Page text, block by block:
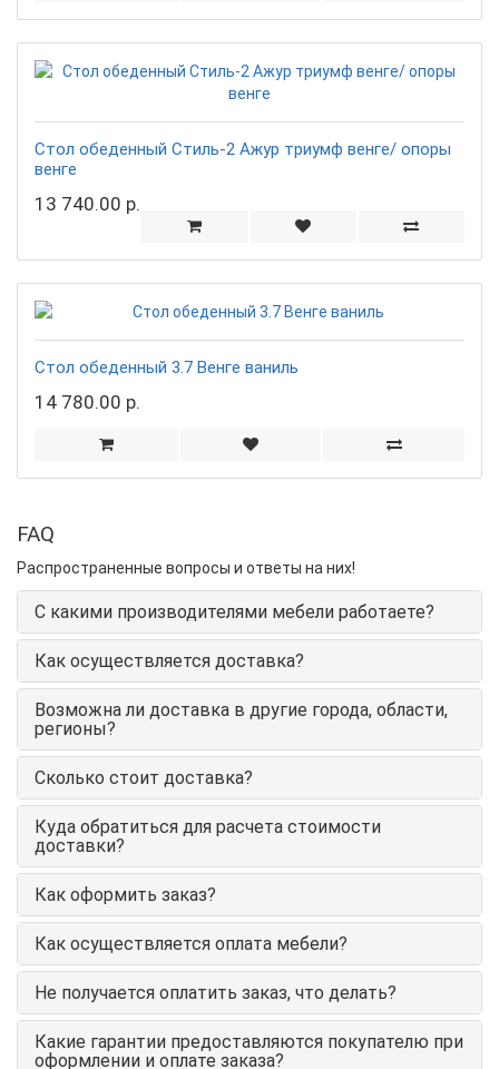
Стол обеденный Стиль-2 Ажур триумф венге/ опоры
венге
13 740.00 р.
Стол обеденный 3.7 Венге ваниль
14 780.00 р.
FAQ
Распространенные вопросы и ответы на них!
С какими производителями мебели работаете?
Как осуществляется доставка?
Возможна ли доставка в другие города, области,
регионы?
Сколько стоит доставка?
Куда обратиться для расчета стоимости
доставки?
Как оформить заказ?
Как осуществляется оплата мебели?
Не получается оплатить заказ, что делать?
Какие гарантии предоставляются покупателю при
оформлении и оплате заказа?